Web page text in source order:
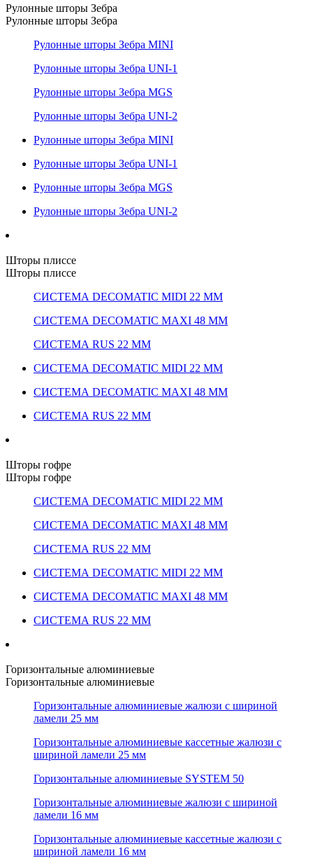
Рулонные шторы Зебра
Рулонные шторы Зебра
Рулонные шторы Зебра MINI
Рулонные шторы Зебра UNI-1
Рулонные шторы Зебра MGS
Рулонные шторы Зебра UNI-2
Рулонные шторы Зебра MINI
Рулонные шторы Зебра UNI-1
Рулонные шторы Зебра MGS
Рулонные шторы Зебра UNI-2
Шторы плиссе
Шторы плиссе
СИСТЕМА DECOMATIC MIDI 22 ММ
СИСТЕМА DECOMATIC MAXI 48 ММ
СИСТЕМА RUS 22 ММ
СИСТЕМА DECOMATIC MIDI 22 ММ
СИСТЕМА DECOMATIC MAXI 48 ММ
СИСТЕМА RUS 22 ММ
Шторы гофре
Шторы гофре
СИСТЕМА DECOMATIC MIDI 22 ММ
СИСТЕМА DECOMATIC MAXI 48 ММ
СИСТЕМА RUS 22 ММ
СИСТЕМА DECOMATIC MIDI 22 ММ
СИСТЕМА DECOMATIC MAXI 48 ММ
СИСТЕМА RUS 22 ММ
Горизонтальные алюминиевые
Горизонтальные алюминиевые
Горизонтальные алюминиевые жалюзи с шириной
ламели 25 мм
Горизонтальные алюминиевые кассетные жалюзи с
шириной ламели 25 мм
Горизонтальные алюминиевые SYSTEM 50
Горизонтальные алюминиевые жалюзи с шириной
ламели 16 мм
Горизонтальные алюминиевые кассетные жалюзи с
шириной ламели 16 мм